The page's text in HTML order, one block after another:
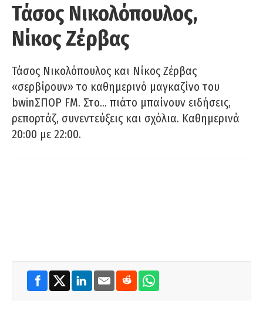
Τάσος Νικολόπουλος,
Νίκος Ζέρβας
Τάσος Νικολόπουλος και Νίκος Ζέρβας
«σερβίρουν» το καθημερινό μαγκαζίνο του
bwinΣΠΟΡ FM. Στο… πιάτο μπαίνουν ειδήσεις,
ρεπορτάζ, συνεντεύξεις και σχόλια. Καθημερινά
20:00 με 22:00.